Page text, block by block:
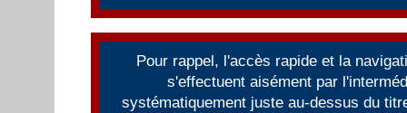
Pour rappel, l'accès rapide et la
s'effectuent aisément par
systématiquement juste au-dessus du